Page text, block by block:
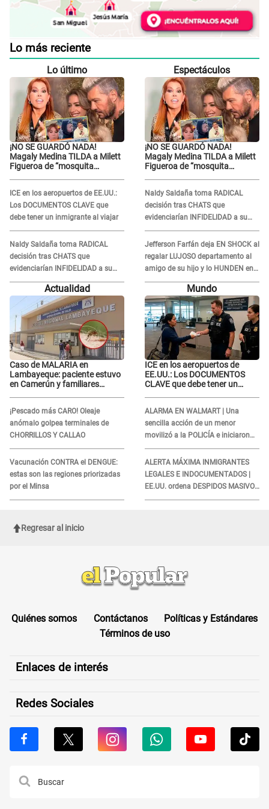
Lo más reciente
Lo último
¡NO SE GUARDÓ NADA!
Magaly Medina TILDA a Milett
Figueroa de “mosquita
Marcelo Tinelli en TV argentina
ICE en los aeropuertos de EE.UU.:
Los DOCUMENTOS CLAVE que
debe tener un inmigrante al viajar
Naldy Saldaña toma RADICAL
decisión tras CHATS que
evidenciarían INFIDELIDAD a su
novio con animador de 'La Bella
Luz': "Un día..."
Espectáculos
¡NO SE GUARDÓ NADA!
Magaly Medina TILDA a Milett
Figueroa de “mosquita
Marcelo Tinelli en TV argentina
Naldy Saldaña toma RADICAL
decisión tras CHATS que
evidenciarían INFIDELIDAD a su
novio con animador de 'La Bella
Luz': "Un día..."
Jefferson Farfán deja EN SHOCK al
regalar LUJOSO departamento al
amigo de su hijo y lo HUNDEN en
redes: "A su hija se lo negó"
Actualidad
Caso de MALARIA en
Lambayeque: paciente estuvo
en Camerún y familiares
¡Pescado más CARO! Oleaje
anómalo golpea terminales de
CHORRILLOS Y CALLAO
Vacunación CONTRA el DENGUE:
estas son las regiones priorizadas
por el Minsa
Mundo
ICE en los aeropuertos de
EE.UU.: Los DOCUMENTOS
CLAVE que debe tener un
ALARMA EN WALMART | Una
sencilla acción de un menor
movilizó a la POLICÍA e iniciaron
una investigación por lo hallado:
¿Qué ocurrió?
ALERTA MÁXIMA INMIGRANTES
LEGALES E INDOCUMENTADOS |
EE.UU. ordena DESPIDOS MASIVOS
y DEPORTACIONES a estos
Regresar al inicio
Quiénes somos Contáctanos
Políticas y Estándares
Términos de uso
Enlaces de interés
Redes Sociales